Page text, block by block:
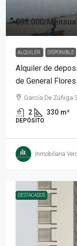
$55.000/Mensual
ALQUILER DISPONIBLE
Alquiler de
de General Flores
García De Zúñiga
2 330 m²
DEPÓSITO
Inmobiliaria
DESTACADOS